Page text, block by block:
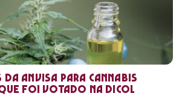
Anvisa para cannabis
foi votado na Dicol